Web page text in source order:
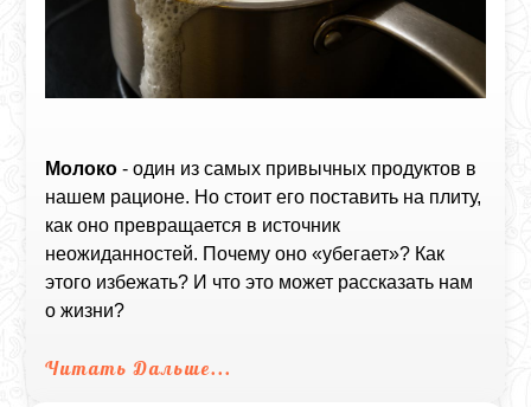
Молоко - один из самых привычных продуктов в
нашем рационе. Но стоит его поставить на плиту,
как оно превращается в источник
неожиданностей. Почему оно «убегает»? Как
этого избежать? И что это может рассказать нам
о жизни?
Читать Дальше...